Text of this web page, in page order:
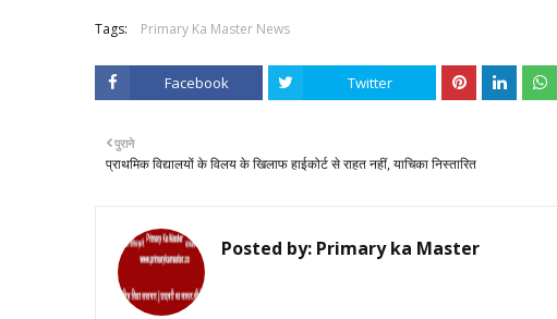
Tags: Primary Ka Master News
Facebook Twitter
पुराने
प्राथमिक विद्यालयों के विलय के खिलाफ हाईकोर्ट से राहत नहीं, याचिका निस्तारित
Posted by: Primary ka Master